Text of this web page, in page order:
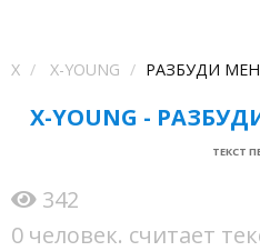
X X-YOUNG РАЗБУДИ
X-YOUNG -
ТЕКСТ
342
0 человек. считает